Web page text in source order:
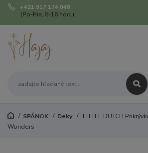
+421 917 174 048
(Po-Pia, 8-16 hod.)
SPÁNOK Deky
LITTLE DUTCH
Wonders